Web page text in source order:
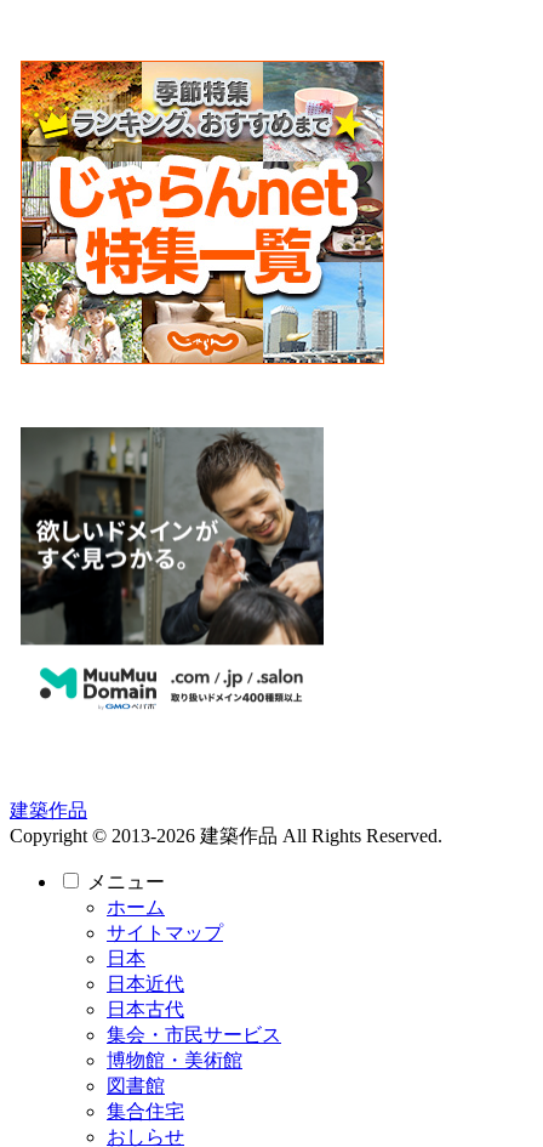
建築作品
Copyright © 2013-2026 建築作品 All Rights Reserved.
メニュー
ホーム
サイトマップ
日本
日本近代
日本古代
集会・市民サービス
博物館・美術館
図書館
集合住宅
おしらせ